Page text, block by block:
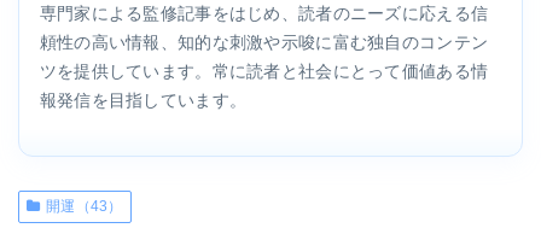
専門家による監修記事をはじめ、読者のニーズに応える信
頼性の高い情報、知的な刺激や示唆に富む独自のコンテン
ツを提供しています。常に読者と社会にとって価値ある情
報発信を目指しています。
開運（43）